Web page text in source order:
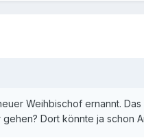
Weihbischof ernannt.
Dort könnte ja schon